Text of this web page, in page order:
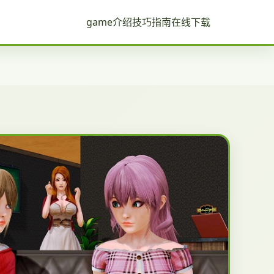
game介绍技巧指南在线下载